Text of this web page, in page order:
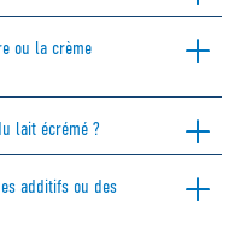
ou la crème
lait écrémé ?
additifs ou des